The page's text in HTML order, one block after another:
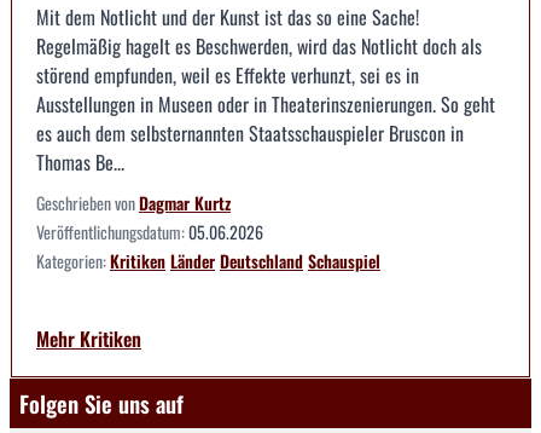
Mit dem Notlicht und der Kunst ist das so eine Sache!
Regelmäßig hagelt es Beschwerden, wird das Notlicht doch als
störend empfunden, weil es Effekte verhunzt, sei es in
Ausstellungen in Museen oder in Theaterinszenierungen. So geht
es auch dem selbsternannten Staatsschauspieler Bruscon in
Thomas Be...
Geschrieben vonDagmar Kurtz
Veröffentlichungsdatum:05.06.2026
Kategorien:KritikenLänderDeutschlandSchauspiel
Mehr Kritiken
Folgen Sie uns auf